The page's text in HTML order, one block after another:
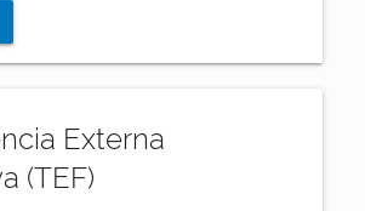
Externa
(TEF)